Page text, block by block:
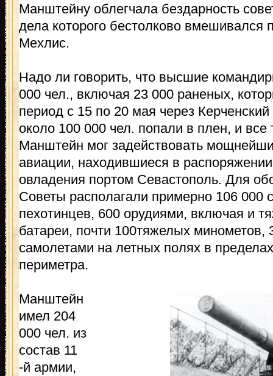
Манштейну облегчала бездарность
дела которого бестолково вмешивался
Мехлис.
Надо ли говорить, что высшие
000 чел., включая 23 000 раненых,
период с 15 по 20 мая через
около 100 000 чел. попали в плен, и
Манштейн мог задействовать
авиации, находившиеся в
овладения портом Севастополь. Для
Советы располагали примерно 106 000
пехотинцев, 600 орудиями, включая и
батареи, почти 100тяжелых минометов,
самолетами на летных полях в
периметра.
Манштейн
имел 204
000 чел. из
состав 11
-й армии,